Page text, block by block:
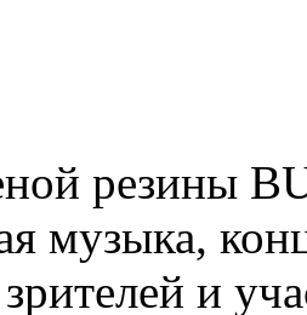
резины
музыка,
и